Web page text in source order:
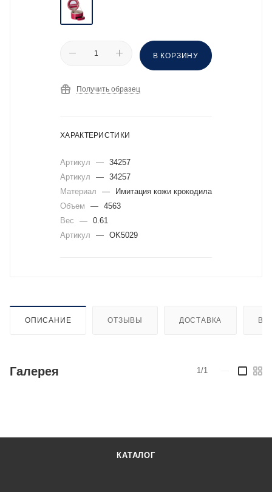
В КОРЗИНУ
Получить образец
ХАРАКТЕРИСТИКИ
Артикул — 34257
Артикул
— 34257
Материал
—
Имитация кожи крокодила
Объем
— 4563
Вес
— 0.61
Артикул
— OK5029
ОПИСАНИЕ ОТЗЫВЫ ДОСТАВКА
Галерея 1/1
КАТАЛОГ